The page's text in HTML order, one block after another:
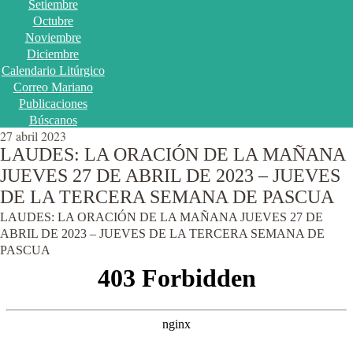
Setiembre
Octubre
Noviembre
Diciembre
Calendario Litúrgico
Correo Mariano
Publicaciones
Búscanos
27 abril 2023
LAUDES: LA ORACIÓN DE LA MAÑANA
JUEVES 27 DE ABRIL DE 2023 – JUEVES
DE LA TERCERA SEMANA DE PASCUA
LAUDES: LA ORACIÓN DE LA MAÑANA JUEVES 27 DE
ABRIL DE 2023 – JUEVES DE LA TERCERA SEMANA DE
PASCUA